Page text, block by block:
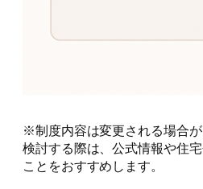
※制度内容は変更される場合
検討する際は、公式情報や住
ことをおすすめします。